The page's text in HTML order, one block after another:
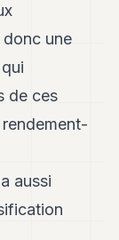
une
de ces
aussi